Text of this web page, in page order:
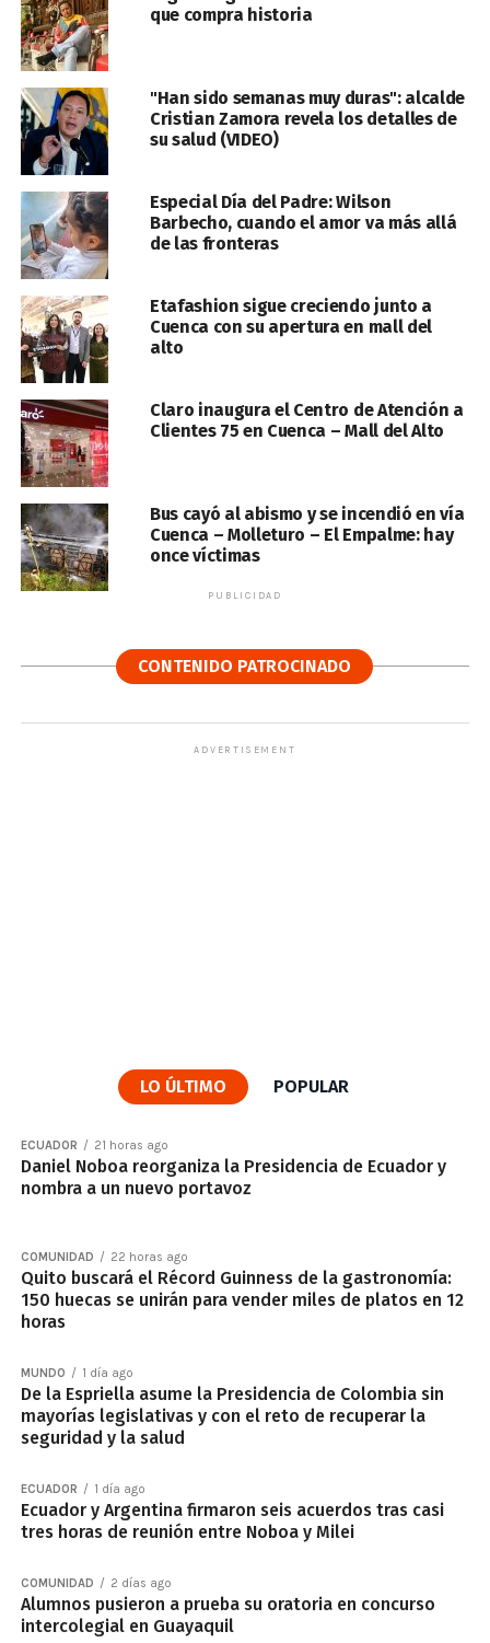
que compra historia
"Han sido semanas muy duras": alcalde
Cristian Zamora revela los detalles de
su salud (VIDEO)
Especial Día del Padre: Wilson
Barbecho, cuando el amor va más allá
de las fronteras
Etafashion sigue creciendo junto a
Cuenca con su apertura en mall del
alto
Claro inaugura el Centro de Atención a
Clientes 75 en Cuenca – Mall del Alto
Bus cayó al abismo y se incendió en vía
Cuenca – Molleturo – El Empalme: hay
once víctimas
PUBLICIDAD
CONTENIDO PATROCINADO
ADVERTISEMENT
LO ÚLTIMO POPULAR
ECUADOR 21 horas ago
Daniel Noboa reorganiza la Presidencia de Ecuador y
nombra a un nuevo portavoz
COMUNIDAD 22 horas ago
Quito buscará el Récord Guinness de la gastronomía:
150 huecas se unirán para vender miles de platos en 12
horas
MUNDO 1 día ago
De la Espriella asume la Presidencia de Colombia sin
mayorías legislativas y con el reto de recuperar la
seguridad y la salud
ECUADOR 1 día ago
Ecuador y Argentina firmaron seis acuerdos tras casi
tres horas de reunión entre Noboa y Milei
COMUNIDAD 2 días ago
Alumnos pusieron a prueba su oratoria en concurso
intercolegial en Guayaquil